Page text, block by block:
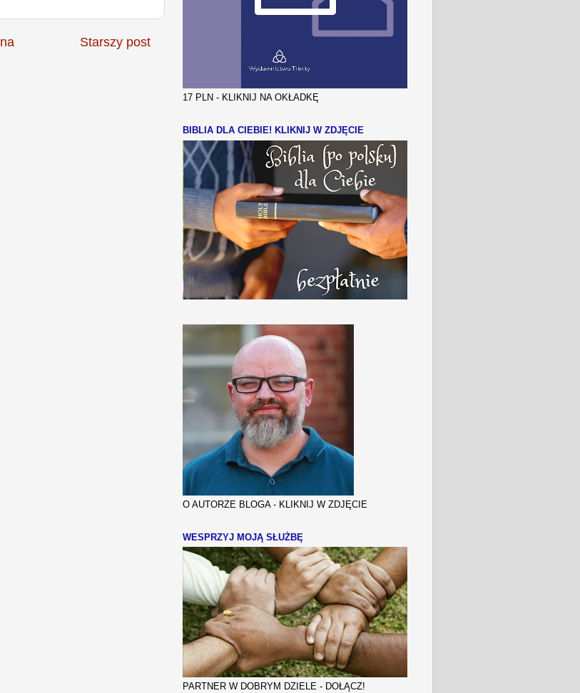
Starszy post
17 PLN - KLIKNIJ NA OKŁADKĘ
BIBLIA DLA CIEBIE! KLIKNIJ W ZDJĘCIE
O AUTORZE BLOGA - KLIKNIJ W ZDJĘCIE
WESPRZYJ MOJĄ SŁUŻBĘ
PARTNER W DOBRYM DZIELE - DOŁĄCZ!